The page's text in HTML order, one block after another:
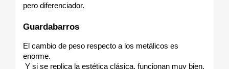
pero diferenciador.
Guardabarros
El cambio de peso respecto a los metálicos es
enorme.
Y si se replica la estética clásica, funcionan muy bien.